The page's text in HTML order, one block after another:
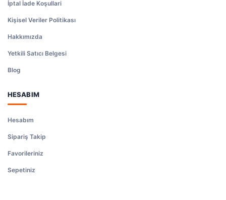
İptal İade Koşullari
Kişisel Veriler Politikası
Hakkımızda
Yetkili Satıcı Belgesi
Blog
HESABIM
Hesabım
Sipariş Takip
Favorileriniz
Sepetiniz